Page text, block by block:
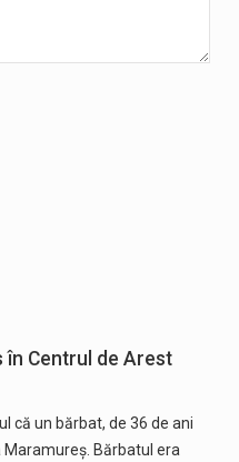
în Centrul de Arest
că un bărbat, de 36 de ani
Bărbatul era